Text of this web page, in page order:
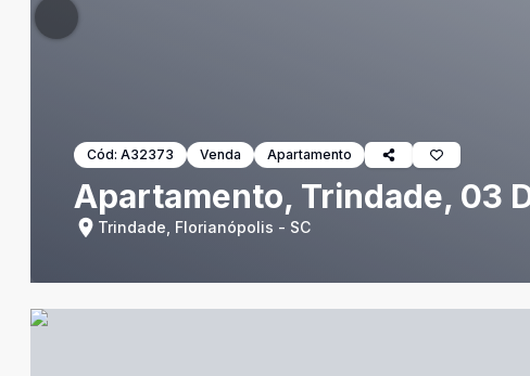
Cód: A32373 Venda Apartamento
Apartamento, Trindade, 03
Trindade, Florianópolis - SC